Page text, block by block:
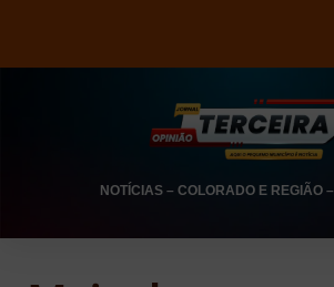
NOTÍCIAS– COLORADO E REGIÃO–